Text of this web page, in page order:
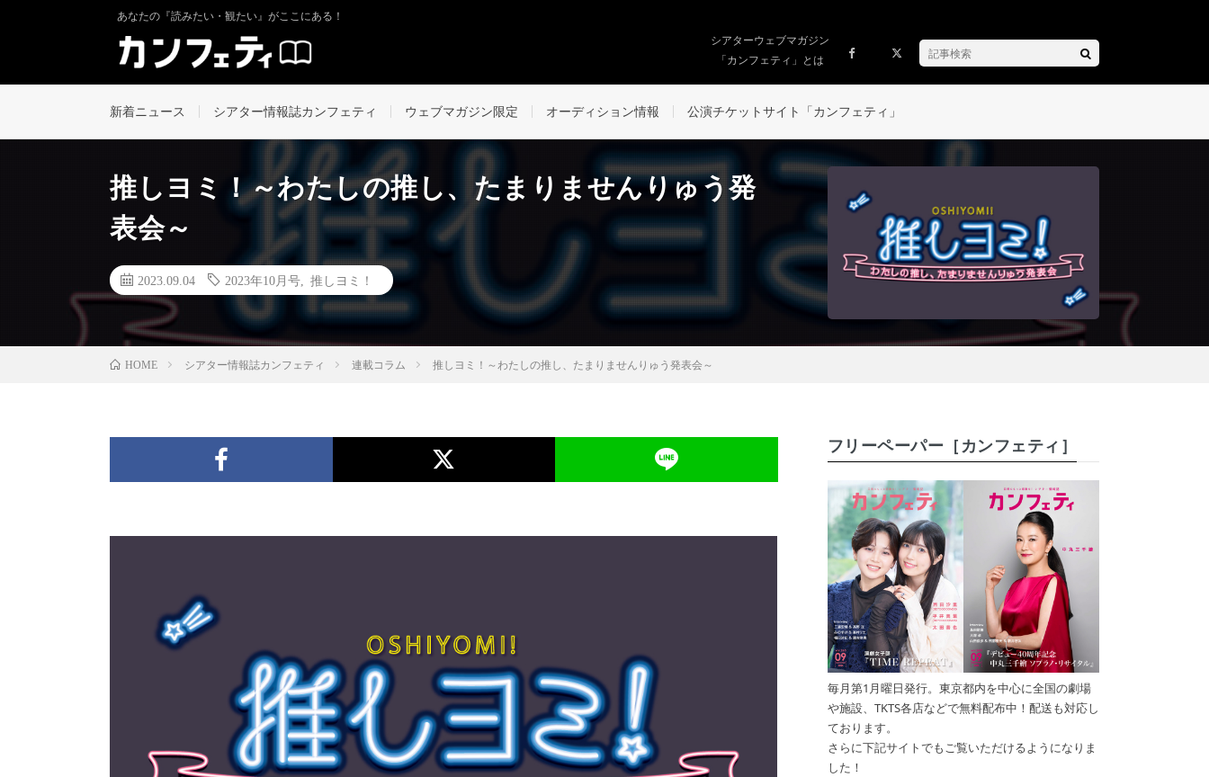
あなたの『読みたい・観たい』がここにある！
シアターウェブマガジン
「カンフェティ」とは
新着ニュース シアター情報誌カンフェティ ウェブマガジン限定 オーディション情報 公演チケットサイト「カンフェティ」
推しヨミ！～わたしの推し、たまりませんりゅう発
表会～
2023.09.04 2023年10月号 推しヨミ！
HOME シアター情報誌カンフェティ 連載コラム 推しヨミ！～わたしの推し、たまりませんりゅう発表会～
フリーペーパー［カンフェティ］
毎月第1月曜日発行。東京都内を中心に全国の劇場
や施設、TKTS各店などで無料配布中！配送も対応し
ております。
さらに下記サイトでもご覧いただけるようになりま
した！